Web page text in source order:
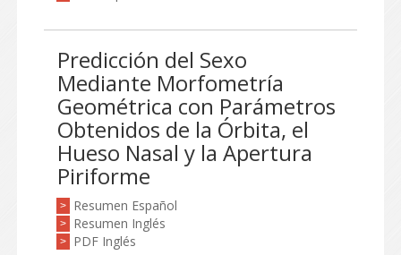
Predicción del Sexo
Mediante Morfometría
Geométrica con Parámetros
Obtenidos de la Órbita, el
Hueso Nasal y la Apertura
Piriforme
> Resumen Español
> Resumen Inglés
> PDF Inglés